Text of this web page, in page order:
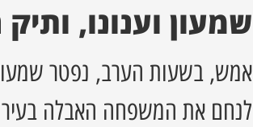
שמעון וענונו,
אמש, בשעות הערב, נפטר שמעון
לנחם את המשפחה האבלה בעיר